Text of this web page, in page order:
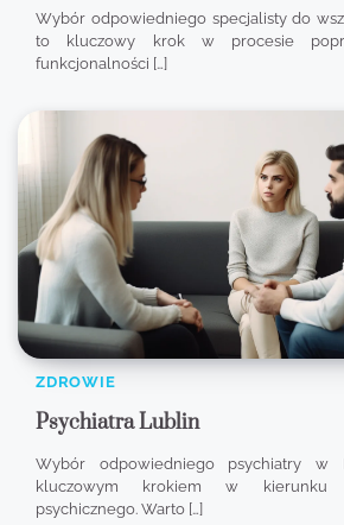
Wybór odpowiedniego specjalisty do
to kluczowy krok w procesie
funkcjonalności […]
ZDROWIE
Psychiatra Lublin
Wybór odpowiedniego psychiatry w
kluczowym krokiem w kierunku
psychicznego. Warto […]